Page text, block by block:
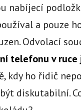
nabíjecí
a pouze
Odvolací
telefonu v ruce
kdy ho řidič
diskutabilní.